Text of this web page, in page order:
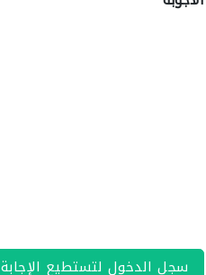
سجل الدخول لتستطيع الإجابة